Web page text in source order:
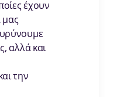
έχουν
μας
αλλά και
την